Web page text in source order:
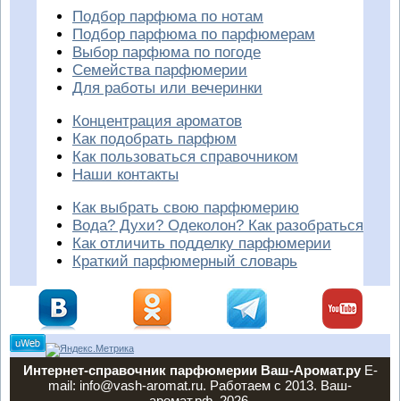
Подбор парфюма по нотам
Подбор парфюма по парфюмерам
Выбор парфюма по погоде
Семейства парфюмерии
Для работы или вечеринки
Концентрация ароматов
Как подобрать парфюм
Как пользоваться справочником
Наши контакты
Как выбрать свою парфюмерию
Вода? Духи? Одеколон? Как разобраться
Как отличить подделку парфюмерии
Краткий парфюмерный словарь
Интернет-справочник парфюмерии Ваш-Аромат.руE-
mail: info@vash-aromat.ru. Работаем с 2013. Ваш-